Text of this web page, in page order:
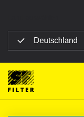
Deutschland
SF-Filter